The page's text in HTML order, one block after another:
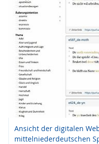
Ansicht der digitalen
mittelniederdeutschen